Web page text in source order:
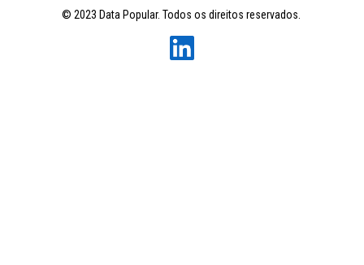
© 2023 Data Popular. Todos os direitos reservados.